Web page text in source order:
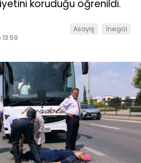
koruduğu öğrenildi.
Asayiş İnegöl